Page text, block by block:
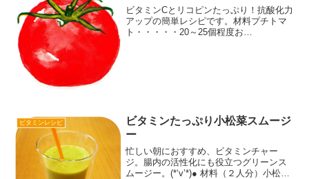
ビタミンCとリコピンたっぷり！抗酸化力
アップの簡単レシピです。材料プチトマ
ト・・・・・20～25個程度お
ビタミンレシピ
ビタミンたっぷり小松菜スムージ
ー
忙しい朝におすすめ、ビタミンチャー
ジ。腸内の活性化にも役立つグリーンス
ムージー。(*‘v’*)● 材料（２人分）小松